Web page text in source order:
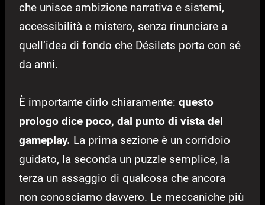
che unisce ambizione narrativa e sistemi,
accessibilità e mistero, senza rinunciare a
quell’idea di fondo che Désilets porta con sé
da anni.
È importante dirlo chiaramente: questo
prologo dice poco, dal punto di vista del
gameplay. La prima sezione è un corridoio
guidato, la seconda un puzzle semplice, la
terza un assaggio di qualcosa che ancora
non conosciamo davvero. Le meccaniche più